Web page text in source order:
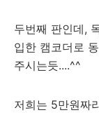
두번째 판인데,
입한 캠코더로
주시는듯....^^
저희는 5만원짜